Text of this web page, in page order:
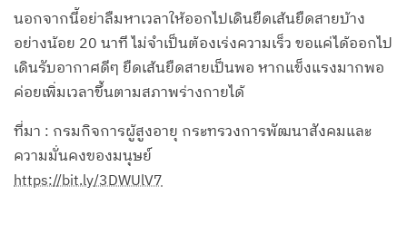
นอกจากนี้อย่าลืมหาเวลาให้ออกไปเดินยืดเส้นยืดสายบ้าง
อย่างน้อย 20 นาที ไม่จำเป็นต้องเร่งความเร็ว ขอแค่ได้ออกไป
เดินรับอากาศดีๆ ยืดเส้นยืดสายเป็นพอ หากแข็งแรงมากพอ
ค่อยเพิ่มเวลาขึ้นตามสภาพร่างกายได้
ที่มา : กรมกิจการผู้สูงอายุ กระทรวงการพัฒนาสังคมและ
ความมั่นคงของมนุษย์
https://bit.ly/3DWUlV7